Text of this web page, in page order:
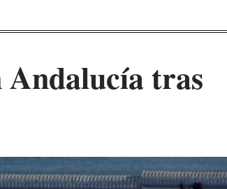
Andalucía tras